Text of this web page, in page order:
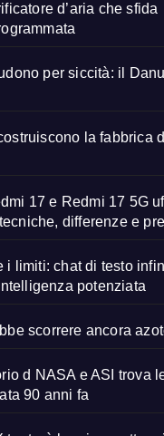
d’aria che sfida
per siccità: il
la fabbrica
17 e Redmi 17 5G
differenze e
i limiti: chat di testo
potenziata
scorrere ancora
d NASA e ASI trova
90 anni fa